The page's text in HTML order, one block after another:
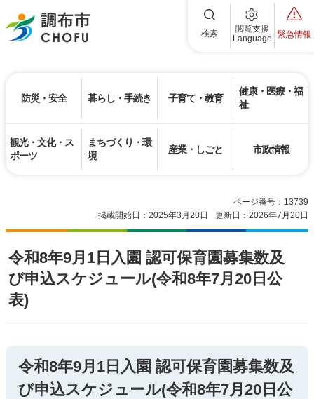
調布市 検索
閲覧支援
Language
緊急情報
防災・安全 暮らし・手続き 子育て・教育
健康・医療・福
祉
観光・文化・ス
ポーツ
まちづくり・環
境
産業・しごと 市政情報
ページ番号：13739
掲載開始日：2025年3月20日
更新日：2026年7月20日
令和8年9月1日入園 認可保育園募集数及
び申込スケジュール(令和8年7月20日公
表)
令和8年9月1日入園 認可保育園募集数及
び申込スケジュール(令和8年7月20日公